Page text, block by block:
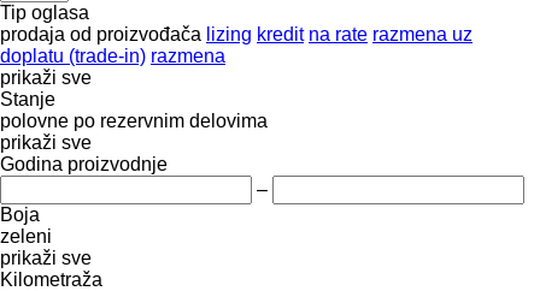
Tip oglasa
prodaja od proizvođača lizing kredit na rate razmena uz
doplatu (trade-in) razmena
prikaži sve
Stanje
polovne po rezervnim delovima
prikaži sve
Godina proizvodnje
–
Boja
zeleni
prikaži sve
Kilometraža